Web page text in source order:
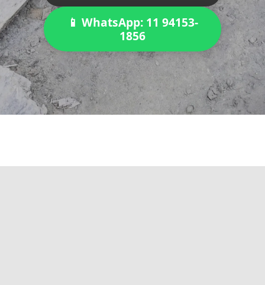
📱 WhatsApp: 11 94153-
1856